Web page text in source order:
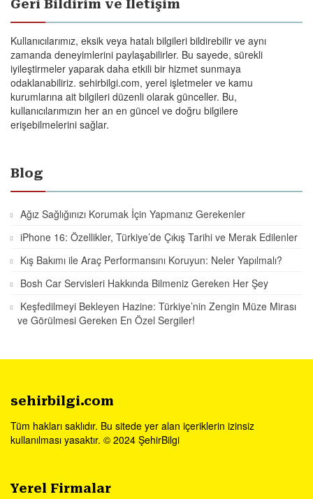
Geri Bildirim ve İletişim
Kullanıcılarımız, eksik veya hatalı bilgileri bildirebilir ve aynı
zamanda deneyimlerini paylaşabilirler. Bu sayede, sürekli
iyileştirmeler yaparak daha etkili bir hizmet sunmaya
odaklanabiliriz. sehirbilgi.com, yerel işletmeler ve kamu
kurumlarına ait bilgileri düzenli olarak günceller. Bu,
kullanıcılarımızın her an en güncel ve doğru bilgilere
erişebilmelerini sağlar.
Blog
Ağız Sağlığınızı Korumak İçin Yapmanız Gerekenler
iPhone 16: Özellikler, Türkiye’de Çıkış Tarihi ve Merak Edilenler
Kış Bakımı ile Araç Performansını Koruyun: Neler Yapılmalı?
Bosh Car Servisleri Hakkında Bilmeniz Gereken Her Şey
Keşfedilmeyi Bekleyen Hazine: Türkiye’nin Zengin Müze Mirası
ve Görülmesi Gereken En Özel Sergiler!
sehirbilgi.com
Tüm hakları saklıdır. Bu sitede yer alan içeriklerin izinsiz
kullanılması yasaktır. © 2024 ŞehirBilgi
Yerel Firmalar